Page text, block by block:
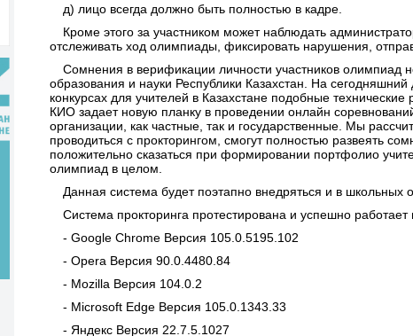
д) лицо всегда должно быть полностью в кадре.
Кроме этого за участником может наблюдать
отслеживать ход олимпиады, фиксировать нарушения,
Сомнения в верификации личности участников олимпиад
образования и науки Республики Казахстан. На
конкурсах для учителей в Казахстане подобные
КИО задает новую планку в проведении онлайн
организации, как частные, так и государственные. Мы
проводиться с прокторингом, смогут полностью развеять
положительно сказаться при формировании портфолио
олимпиад в целом.
Данная система будет поэтапно внедряться и в школьных
Система прокторинга протестирована и успешно
- Google Chrome Версия 105.0.5195.102
- Opera Версия 90.0.4480.84
- Mozilla Версия 104.0.2
- Microsoft Edge Версия 105.0.1343.33
- Яндекс Версия 22.7.5.1027